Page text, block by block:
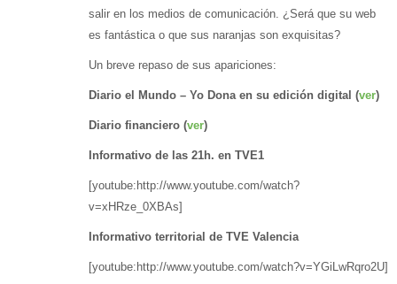
salir en los medios de comunicación. ¿Será que su web
es fantástica o que sus naranjas son exquisitas?
Un breve repaso de sus apariciones:
Diario el Mundo – Yo Dona en su edición digital (ver)
Diario financiero (ver)
Informativo de las 21h. en TVE1
[youtube:http://www.youtube.com/watch?
v=xHRze_0XBAs]
Informativo territorial de TVE Valencia
[youtube:http://www.youtube.com/watch?v=YGiLwRqro2U]